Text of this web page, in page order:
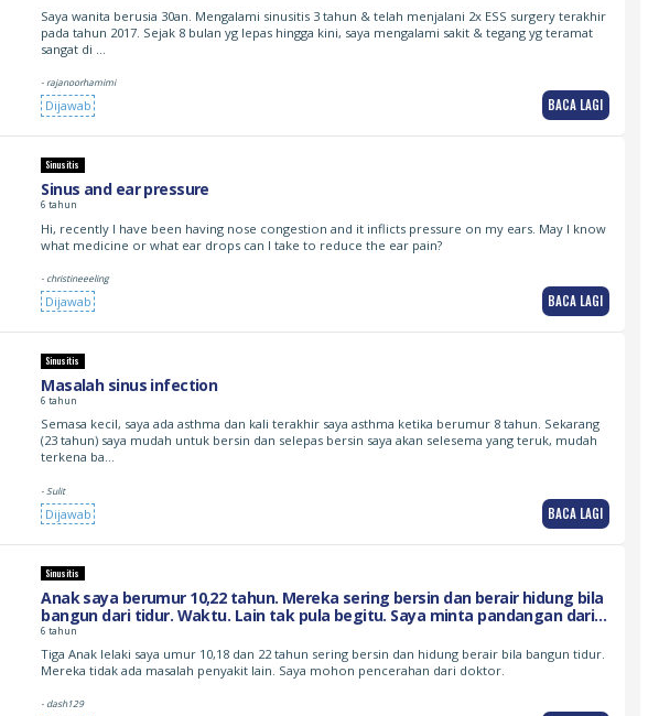
Saya wanita berusia 30an. Mengalami sinusitis 3 tahun & telah menjalani 2x ESS surgery terakhir
pada tahun 2017. Sejak 8 bulan yg lepas hingga kini, saya mengalami sakit & tegang yg teramat
sangat di …
- rajanoorhamimi
Dijawab BACA LAGI
Sinusitis
Sinus and ear pressure
6 tahun
Hi, recently I have been having nose congestion and it inflicts pressure on my ears. May I know
what medicine or what ear drops can I take to reduce the ear pain?
- christineeeling
Dijawab BACA LAGI
Sinusitis
Masalah sinus infection
6 tahun
Semasa kecil, saya ada asthma dan kali terakhir saya asthma ketika berumur 8 tahun. Sekarang
(23 tahun) saya mudah untuk bersin dan selepas bersin saya akan selesema yang teruk, mudah
terkena ba…
- Sulit
Dijawab BACA LAGI
Sinusitis
Anak saya berumur 10,22 tahun. Mereka sering bersin dan berair hidung bila
bangun dari tidur. Waktu. Lain tak pula begitu. Saya minta pandangan dari
doktor. Terima kasih
6 tahun
Tiga Anak lelaki saya umur 10,18 dan 22 tahun sering bersin dan hidung berair bila bangun tidur.
Mereka tidak ada masalah penyakit lain. Saya mohon pencerahan dari doktor.
- dash129